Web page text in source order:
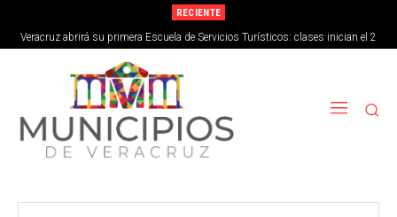
RECIENTE
Veracruz abrirá su primera Escuela de Servicios Turísticos: clases inician el 2
de septiembre
Difícil crear padrón de periodistas, se debe priorizar libertad de expresión:
Bertha Ahued